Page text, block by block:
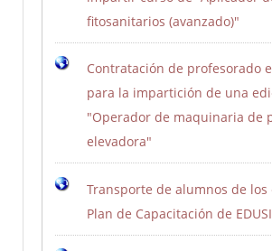
fitosanitarios (avanzado)"
Contratación de profesorado
para la impartición de una
"Operador de maquinaria de
elevadora"
Transporte de alumnos de los
Plan de Capacitación de EDUSI